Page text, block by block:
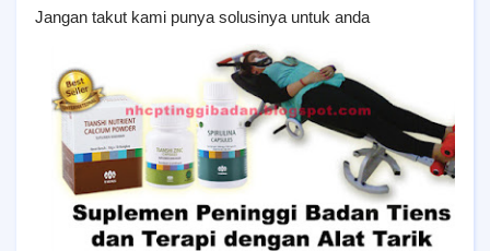
Jangan takut kami punya solusinya untuk anda